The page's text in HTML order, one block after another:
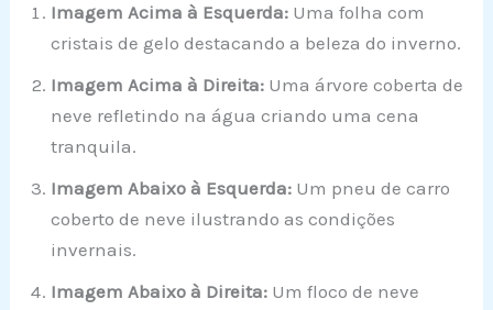
Imagem Acima à Esquerda: Uma folha com
cristais de gelo destacando a beleza do inverno.
Imagem Acima à Direita: Uma árvore coberta de
neve refletindo na água criando uma cena
tranquila.
Imagem Abaixo à Esquerda: Um pneu de carro
coberto de neve ilustrando as condições
invernais.
Imagem Abaixo à Direita: Um floco de neve